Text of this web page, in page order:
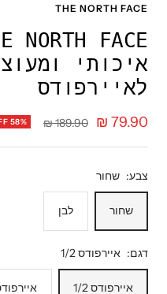
THE NORTH FACE
איכותי
לאיירפודס
מחיר
מבצע
79.90 ₪
מחיר
189.90 ₪
58%
צבע: שחור
שחור לבן
דגם: איירפודס 1/2
איירפודס 1/2